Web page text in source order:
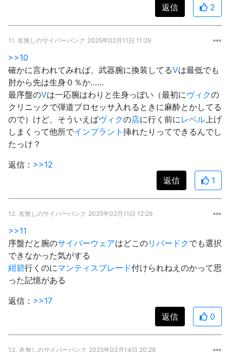
返信
2
11. 名無しのサイバーパンク 2025年02月11日 11:29
>>10
確かに言われてみれば、武器腕に換装してるVは最低でも
肘から先は生身０％か……
最序盤のVは一応腕はわりと生身っぽい（最初に ヴィクの
クリニックで弾道プロセッサ入れるときに麻酔とかしてる
ので）けど、そういえばヴィクの店に行く前に レベル 上げ
しまくって他所でインプラント 挿れたりってできるんでし
たっけ？
返信： >>12
返信
1
12. 名無しのサイバーパンク 2025年02月11日 12:29
>>11
序盤だと腕のサイバーウェアはどこのリパードクでも選択
できなかった気がする
紺碧行くのにマンティスブレード付けられねえのかって思
った記憶がある
返信： >>17
返信
0
13. 名無しのサイバーパンク 2025年03月14日 20:28